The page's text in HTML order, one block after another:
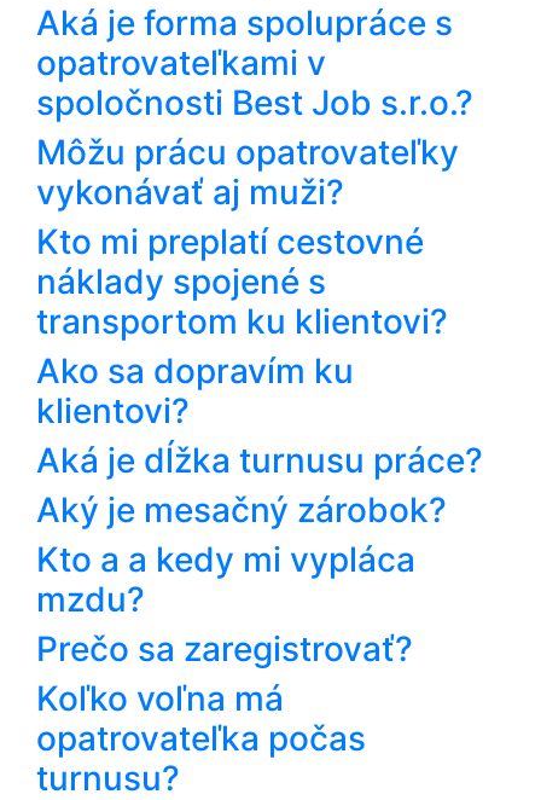
Aká je forma spolupráce s
opatrovateľkami v
spoločnosti Best Job s.r.o.?
Môžu prácu opatrovateľky
vykonávať aj muži?
Kto mi preplatí cestovné
náklady spojené s
transportom ku klientovi?
Ako sa dopravím ku
klientovi?
Aká je dĺžka turnusu práce?
Aký je mesačný zárobok?
Kto a a kedy mi vypláca
mzdu?
Prečo sa zaregistrovať?
Koľko voľna má
opatrovateľka počas
turnusu?